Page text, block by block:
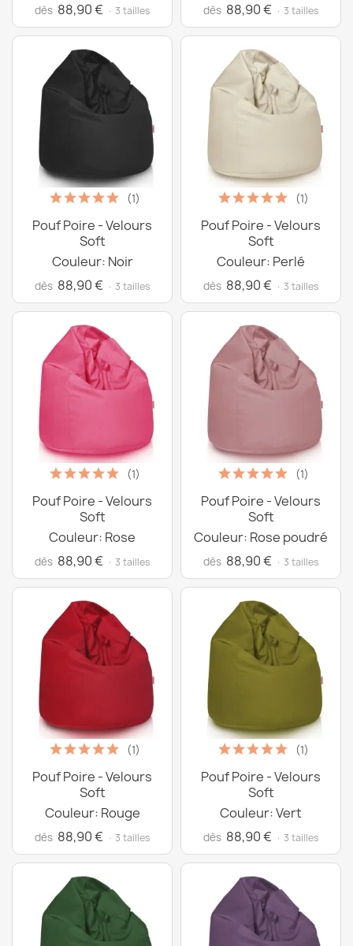
dès 88,90 € · 3 tailles dès 88,90 € · 3 tailles
(1)
Pouf Poire - Velours
Soft
Couleur: Noir
dès 88,90 € · 3 tailles
(1)
Pouf Poire - Velours
Soft
Couleur: Perlé
dès 88,90 € · 3 tailles
(1)
Pouf Poire - Velours
Soft
Couleur: Rose
dès 88,90 € · 3 tailles
(1)
Pouf Poire - Velours
Soft
Couleur: Rose poudré
dès 88,90 € · 3 tailles
(1)
Pouf Poire - Velours
Soft
Couleur: Rouge
dès 88,90 € · 3 tailles
(1)
Pouf Poire - Velours
Soft
Couleur: Vert
dès 88,90 € · 3 tailles